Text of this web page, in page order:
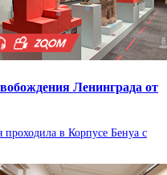
Ленинграда от
проходила в Корпусе Бенуа с